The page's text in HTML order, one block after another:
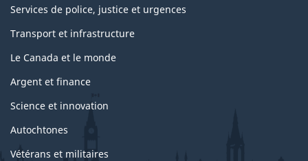
Services de police, justice et urgences
Transport et infrastructure
Le Canada et le monde
Argent et finance
Science et innovation
Autochtones
Vétérans et militaires